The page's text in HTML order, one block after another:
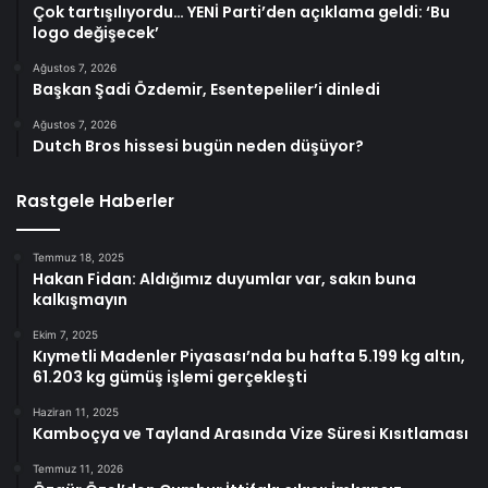
Çok tartışılıyordu… YENİ Parti’den açıklama geldi: ‘Bu
logo değişecek’
Ağustos 7, 2026
Başkan Şadi Özdemir, Esentepeliler’i dinledi
Ağustos 7, 2026
Dutch Bros hissesi bugün neden düşüyor?
Rastgele Haberler
Temmuz 18, 2025
Hakan Fidan: Aldığımız duyumlar var, sakın buna
kalkışmayın
Ekim 7, 2025
Kıymetli Madenler Piyasası’nda bu hafta 5.199 kg altın,
61.203 kg gümüş işlemi gerçekleşti
Haziran 11, 2025
Kamboçya ve Tayland Arasında Vize Süresi Kısıtlaması
Temmuz 11, 2026